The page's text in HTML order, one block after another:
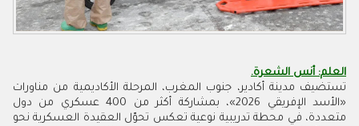
العلم: أنس الشعرة.
تستضيف مدينة أكادير، جنوب المغرب، المرحلة الأكاديمية من مناورات
«الأسد الإفريقي 2026»، بمشاركة أكثر من 400 عسكري من دول
متعددة، في محطة تدريبية نوعية تعكس تحوّل العقيدة العسكرية نحو